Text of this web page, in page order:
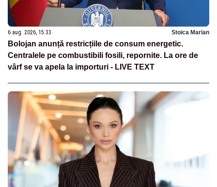
6 aug. 2026, 15:33 Stoica Marian
Bolojan anunță restricțiile de consum energetic.
Centralele pe combustibili fosili, repornite. La ore de
vârf se va apela la importuri - LIVE TEXT